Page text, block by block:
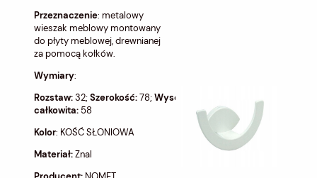
Przeznaczenie: metalowy
wieszak meblowy montowany
do płyty meblowej, drewnianej
za pomocą kołków.
Wymiary:
Rozstaw:32;Szerokość:78;Wysokość:
całkowita: 58
Kolor: KOŚĆ SŁONIOWA
Materiał:Znal